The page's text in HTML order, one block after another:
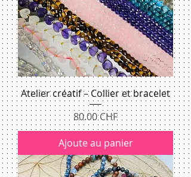
Atelier créatif – Collier et bracelet
Prix
80.00 CHF
Ajoute au panier